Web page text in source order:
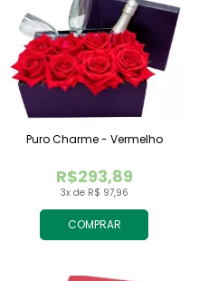
COMPRAR
3x de R$ 97,96
R$293,89
Puro Charme - Vermelho